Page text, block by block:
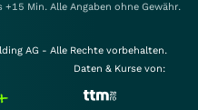
+15 Min. Alle Angaben ohne Gewähr.
AG - Alle Rechte vorbehalten.
Daten & Kurse von: